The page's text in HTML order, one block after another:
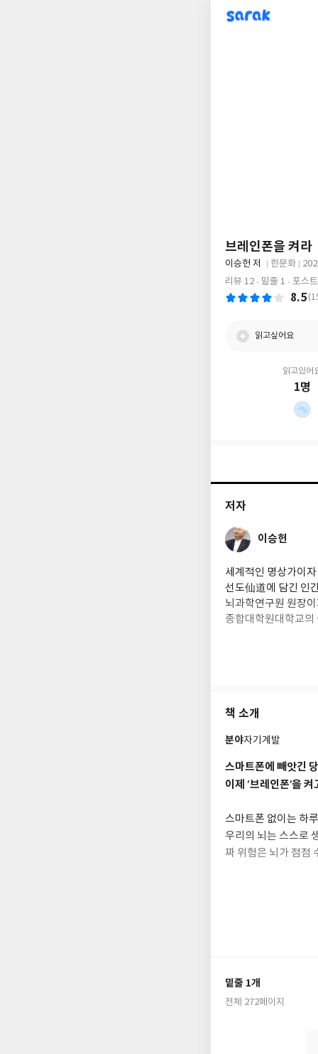
sarak
브레인폰을 켜라
글
쓴
이승헌 저
출
판
사
한문화
출
판
일
리뷰 12
밑줄 1 포스
8.5
읽고싶어요
읽고있어
1명
저자
이승헌
세계적인 명상가이
선도仙道에 담긴 인
뇌과학연구원 원장
종합대학원대학교의
지은 책은 《힐링 소
다》《브레인폰을
이른다. 2011년 미
셀러에 올랐다.
책 소개
분야자기계발
스마트폰에 빼앗긴
이제 ‘브레인폰’을
스마트폰 없이는 하
우리의 뇌는 스스로
짜 위험은 뇌가 점점
이 책은 디지털 중독
밑줄 1개
전체 272페이지